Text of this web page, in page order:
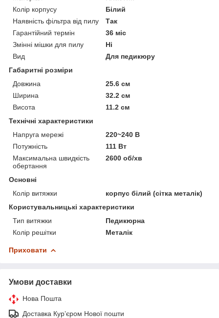
Колір корпусу
Білий
Наявність фільтра від пилу
Так
Гарантійний термін
36 міс
Змінні мішки для пилу
Ні
Вид
Для педикюру
Габаритні розміри
Довжина
25.6 см
Ширина
32.2 см
Висота
11.2 см
Технічні характеристики
Напруга мережі
220~240 В
Потужність
111 Вт
Максимальна швидкість
обертання
2600 об/хв
Основні
Колір витяжки
корпус білий (сітка металік)
Користувальницькі характеристики
Тип витяжки
Педикюрна
Колір решітки
Металік
Приховати
Умови доставки
Нова Пошта
Доставка Курʼєром Нової пошти